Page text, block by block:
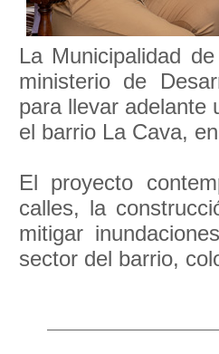
La Municipalidad
ministerio de
para llevar adelante
el barrio La Cava,
El proyecto
calles, la
mitigar
sector del barrio,